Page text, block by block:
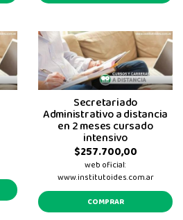
Secretariado
Administrativo a distancia
en 2 meses cursado
intensivo
$257.700,00
web oficial:
www.institutoides.com.ar
COMPRAR